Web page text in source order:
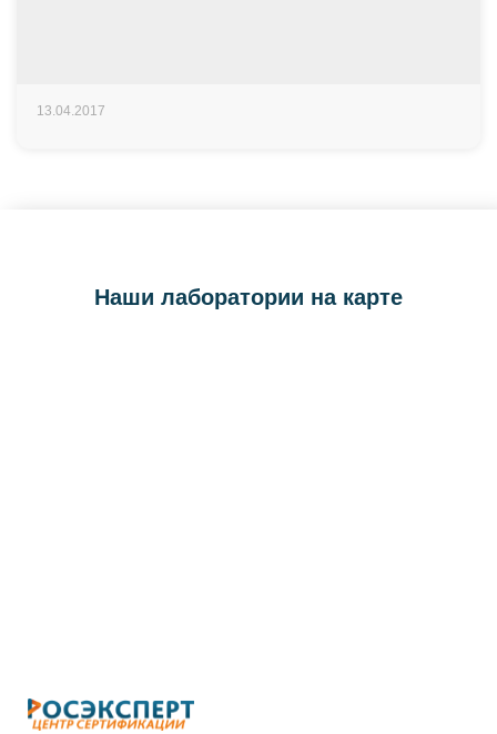
13.04.2017
Наши лаборатории на карте